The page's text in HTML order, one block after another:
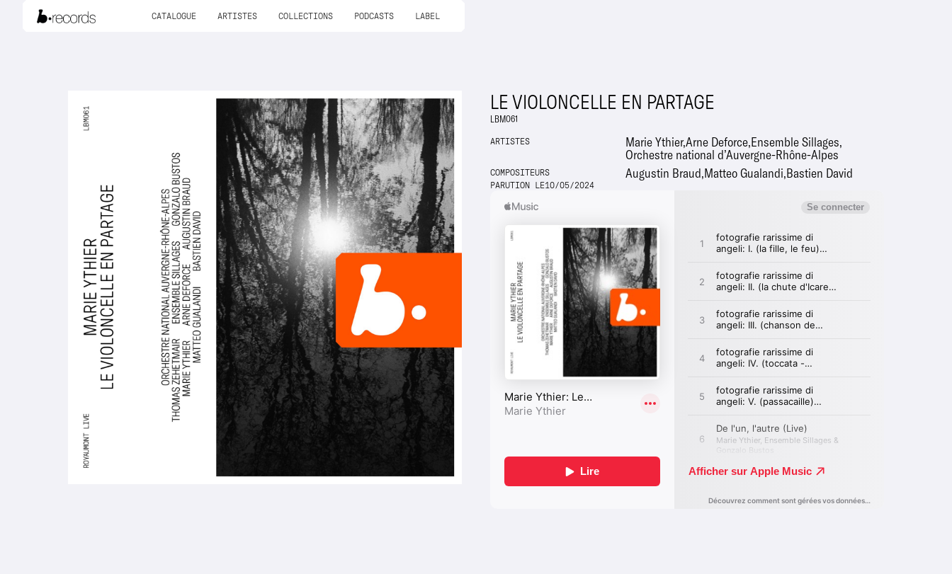
CATALOGUE ARTISTES COLLECTIONS PODCASTS LABEL
LE VIOLONCELLE EN PARTAGE
LBM061
ARTISTES Marie YthierArne Deforce Ensemble Sillages
Orchestre national d’Auvergne-Rhône-Alpes
COMPOSITEURS Augustin Braud Matteo Gualandi Bastien David
PARUTION LE10/05/2024